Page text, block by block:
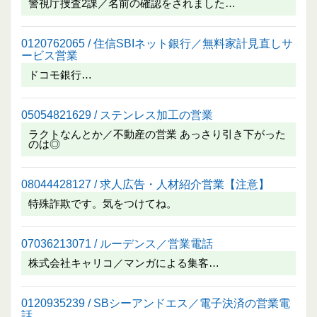
警視庁捜査2課／名前の確認をされました…
0120762065 / 住信SBIネット銀行／無料家計見直しサ
ービス営業
ドコモ銀行…
05054821629 / ステンレス加工の営業
ラクトなんとか／不動産の営業 あっさり引き下がった
のは◎
08044428127 / 求人広告・人材紹介営業【注意】
特殊詐欺です。気をつけてね。
07036213071 / ルーデンス／営業電話
株式会社キャリコ／マンガによる集客…
0120935239 / SBシーアンドエス／電子決済の営業電